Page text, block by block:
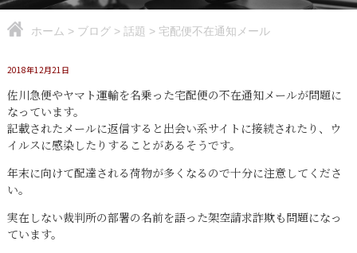
ホーム > ブログ> 話題 > 宅配便不在通知メール
2018年12月21日
佐川急便やヤマト運輸を名乗った宅配便の不在通知メールが問題に
なっています。
記載されたメールに返信すると出会い系サイトに接続されたり、ウ
イルスに感染したりすることがあるそうです。
年末に向けて配達される荷物が多くなるので十分に注意してくださ
い。
実在しない裁判所の部署の名前を語った架空請求詐欺も問題になっ
ています。